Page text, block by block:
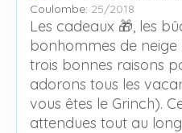
Coulombe: 25/2018
Les cadeaux 🎁, les
bonhommes de neige
trois bonnes raisons
adorons tous les
vous êtes le Grinch).
attendues tout au long